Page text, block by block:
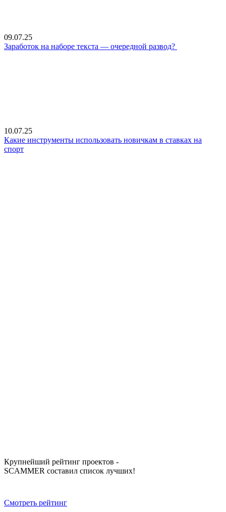
09.07.25
Заработок на наборе текста — очередной развод?
10.07.25
Какие инструменты использовать новичкам в ставках на
спорт
Крупнейший рейтинг проектов -
SCAMMER составил список лучших!
Смотреть рейтинг